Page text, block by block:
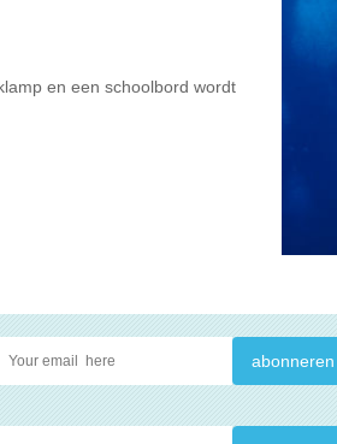
en een schoolbord wordt